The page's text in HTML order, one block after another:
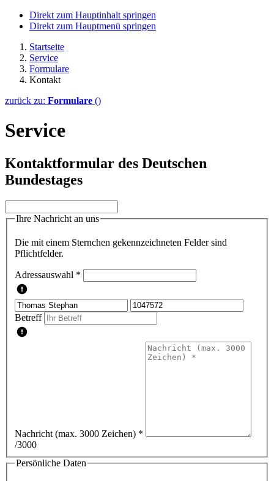
Direkt zum Hauptinhalt springen
Direkt zum Hauptmenü springen
Startseite
Service
Formulare
Kontakt
zurück zu: Formulare ()
Service
Kontaktformular des Deutschen
Bundestages
Ihre Nachricht an uns
Die mit einem Sternchen gekennzeichneten Felder sind
Pflichtfelder.
Adressauswahl *
Betreff
Nachricht (max. 3000 Zeichen) *
/3000
Persönliche Daten